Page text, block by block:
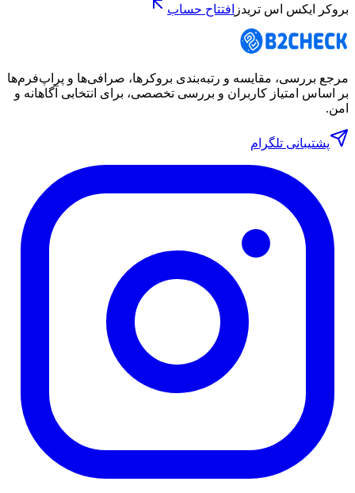
بروکر ایکس اس تریدز افتتاح حساب
مرجع بررسی، مقایسه و رتبه‌بندی بروکرها، صرافی‌ها و پراپ‌فرم‌ها
بر اساس امتیاز کاربران و بررسی تخصصی، برای انتخابی آگاهانه و
امن.
پشتیبانی تلگرام